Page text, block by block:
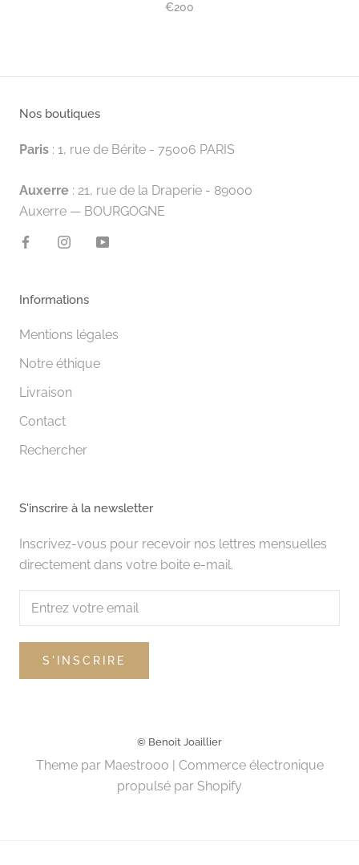
€200
Nos boutiques
Paris : 1, rue de Bérite - 75006 PARIS
Auxerre : 21, rue de la Draperie - 89000
Auxerre — BOURGOGNE
Informations
Mentions légales
Notre éthique
Livraison
Contact
Rechercher
S'inscrire à la newsletter
Inscrivez-vous pour recevoir nos lettres mensuelles
directement dans votre boite e-mail.
S'INSCRIRE
© Benoit Joaillier
Theme par Maestrooo
Commerce électronique
propulsé par Shopify